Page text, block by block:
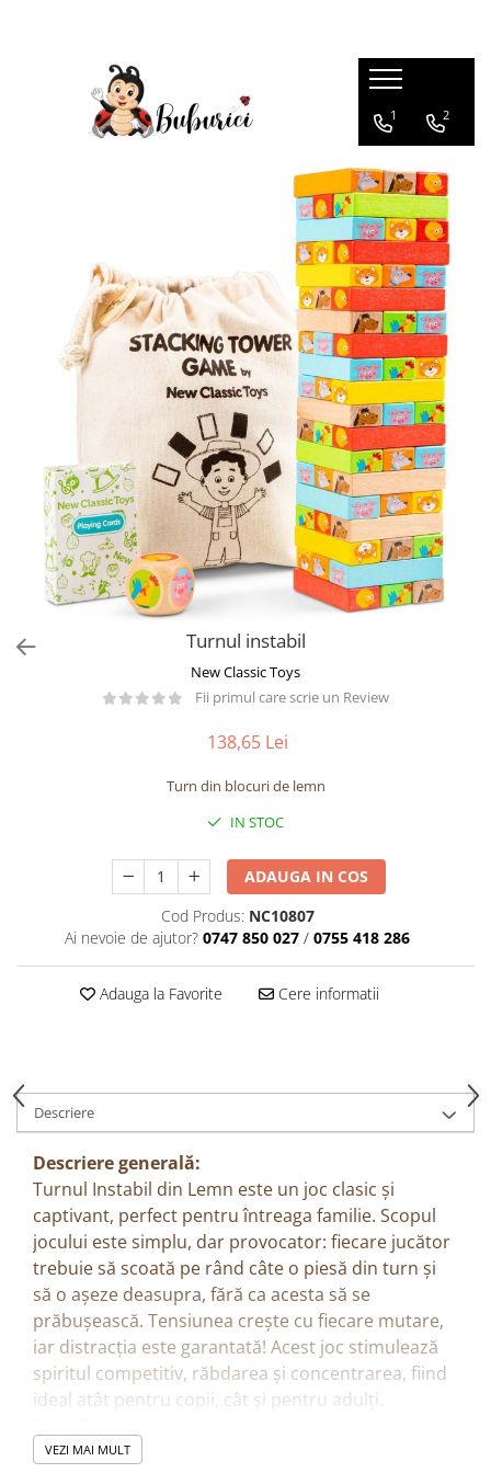
Bucătărie
Păpuși
Mașinuțe
0-1 Ani
2-4 Ani
8-10 Ani
1 2
Turnul instabil
New Classic Toys
Fii primul care scrie un Review
138,65 Lei
Turn din blocuri de lemn
IN STOC
ADAUGA IN COS
Cod Produs: NC10807
Ai nevoie de ajutor? 0747 850 027 / 0755 418 286
Adauga la Favorite Cere informatii
Descriere
Descriere generală:
Turnul Instabil din Lemn este un joc clasic și
captivant, perfect pentru întreaga familie. Scopul
jocului este simplu, dar provocator: fiecare jucător
trebuie să scoată pe rând câte o piesă din turn și
să o așeze deasupra, fără ca acesta să se
prăbușească. Tensiunea crește cu fiecare mutare,
iar distracția este garantată! Acest joc stimulează
spiritul competitiv, răbdarea și concentrarea, fiind
ideal atât pentru copii, cât și pentru adulți.
Dezvoltă coordonarea mână–ochi și abilitățile
VEZI MAI MULT